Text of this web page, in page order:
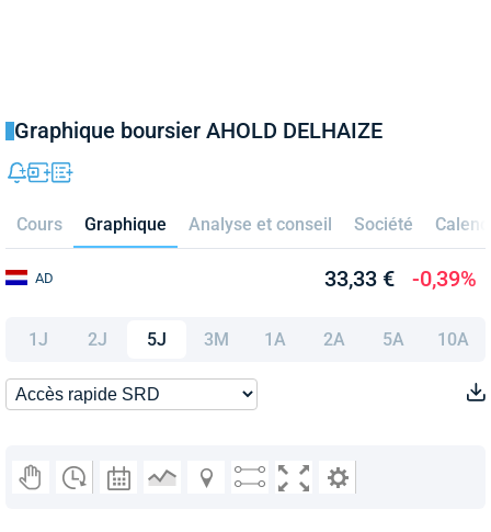
Graphique boursier AHOLD DELHAIZE
Cours Graphique Analyse et conseil Société
AD 33,33 € -0,39%
1J 2J 5J 3M 1A 2A 5A 10A